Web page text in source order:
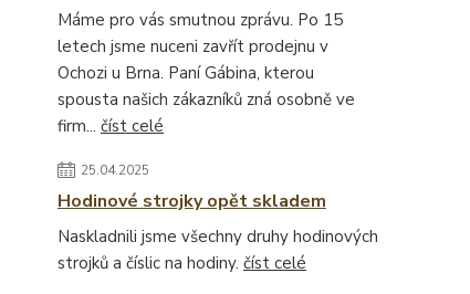
Máme pro vás smutnou zprávu. Po 15
letech jsme nuceni zavřít prodejnu v
Ochozi u Brna. Paní Gábina, kterou
spousta našich zákazníků zná osobně ve
firm... číst celé
25.04.2025
Hodinové strojky opět skladem
Naskladnili jsme všechny druhy hodinových
strojků a číslic na hodiny. číst celé